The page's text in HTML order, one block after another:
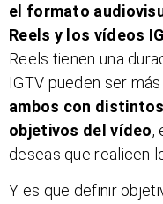
el formato
Reels y los vídeos
Reels tienen una
IGTV pueden ser más
ambos con
objetivos del vídeo,
deseas que realicen
Y es que definir